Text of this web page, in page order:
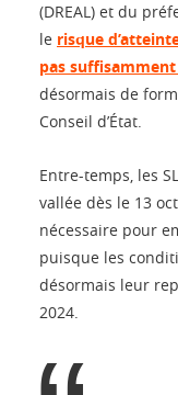
(DREAL) et du
le risque
pas
désormais de
Conseil d’État.
Entre-temps, les
vallée dès le 13
nécessaire pour
puisque les
désormais leur
2024.